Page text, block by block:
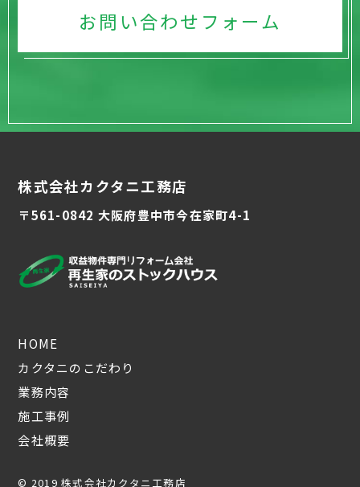
お問い合わせフォーム
株式会社カクタニ工務店
〒561-0842 大阪府豊中市今在家町4-1
HOME
カクタニのこだわり
業務内容
施工事例
会社概要
© 2019 株式会社カクタニ工務店